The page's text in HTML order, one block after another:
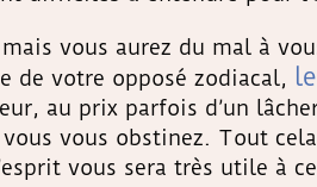
vous aurez du mal à
de votre opposé zodiacal,
au prix parfois d’un
vous obstinez. Tout
vous sera très utile à